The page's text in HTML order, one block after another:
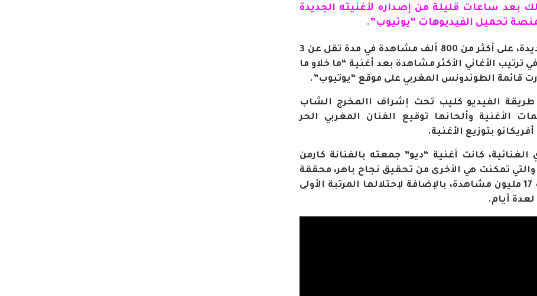
بعد ساعات قليلة من إصداره لأغنيته الجديدة
تحميل الفيديوهات “يوتيوب”.
وحصدت أغنية زهير البهاوي الجديدة، على أكثر من 800 ألف مشاهدة في مدة تقل عن 3
ترتيب الأغاني الأكثر مشاهدة بعد أغنية “ما خلاو ما
قائمة الطوندونس المغربي على موقع “يوتيوب”.
الفيديو كليب تحت إشراف االمخرج الشاب
الأغنية وألحانها توقيع الفنان المغربي الحر
بتوزيع الأغنية.
الغنائية، كانت أغنية “ديو” جمعته بالفنانة كارمن
تمكنت هي الأخرى من تحقيق نجاح باهر، محققة
نسب مشاهدة عالية جدا تجاوزت 17 مليون مشاهدة، بالإضافة لإحتلالها المرتبة الأولى
أيام.